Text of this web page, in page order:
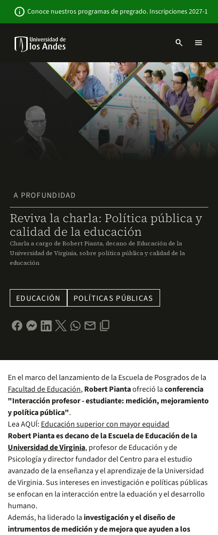
contenido
info Conoce nuestros programas de pregrado. Inscripciones 2027-1
Navbar
-
Sitio
Institucional
search menu
A PROFUNDIDAD
Reviva la charla: Política pública y
calidad de la educación
Charla a cargo de Robert Pianta, decano de Educación de la
Universidad de Virginia, sobre política pública y calidad de la
educación
EDUCACIÓN POLÍTICAS PÚBLICAS
En el marco del lanzamiento de la Escuela de Posgrados de la
Facultad de Educación,Robert Piantaofreció laconferencia
"Interacción profesor - estudiante: medición, mejoramiento
y política pública".
Lea AQUÍ: Educación superior con mayor equidad
Robert Pianta es decano de la Escuela de Educación de la
Universidad de Virginia, profesor de Educación y de
Psicología y director fundador del Centro para el estudio
avanzado de la enseñanza y el aprendizaje de la Universidad
de Virginia. Sus intereses en investigación e políticas públicas
se enfocan en la interacción entre la eduación y el desarrollo
humano.
Además, ha liderado la investigación y el diseño de
intrumentos de medición y de mejora que ayuden a los